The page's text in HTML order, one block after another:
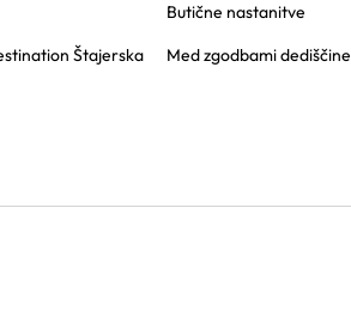
Štajerska
Butične nastanitve
Med zgodbami dediščine